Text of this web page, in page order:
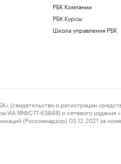
РБК Компании
РБК Курсы
Школа управления РБК
о регистрации
ИА №ФС77-63848) и сетевого издания
(Роскомнадзор) 03.12.2021 за